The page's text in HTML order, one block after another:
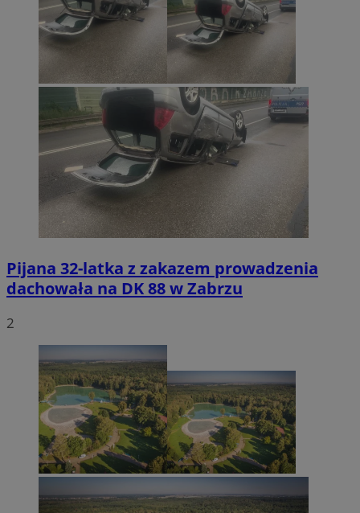
Pijana 32-latka z zakazem prowadzenia
dachowała na DK 88 w Zabrzu
2